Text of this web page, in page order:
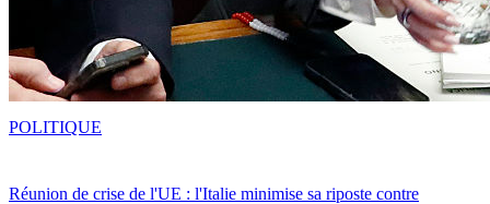
Réunion de crise de l'UE : l'Italie minimise sa riposte contre
POLITIQUE